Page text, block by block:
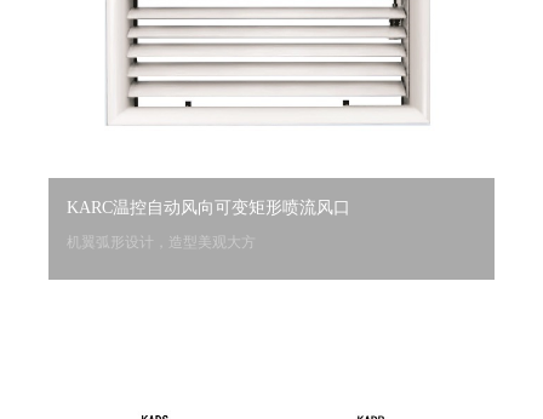
KARC温控自动风向可变矩形喷流风口
机翼弧形设计，造型美观大方